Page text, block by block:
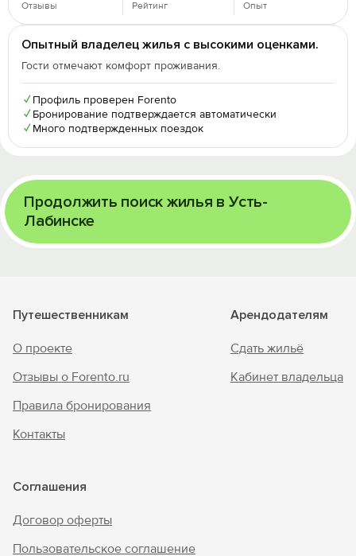
Отзывы Рейтинг Опыт
Опытный владелец жилья с высокими оценками.
Гости отмечают комфорт проживания.
✓ Профиль проверен Forento
✓ Бронирование подтверждается автоматически
✓ Много подтвержденных поездок
Продолжить поиск жилья в Усть-
Лабинске
Путешественникам
О проекте
Отзывы о Forento.ru
Правила бронирования
Контакты
Арендодателям
Сдать жильё
Кабинет владельца
Соглашения
Договор оферты
Пользовательское соглашение